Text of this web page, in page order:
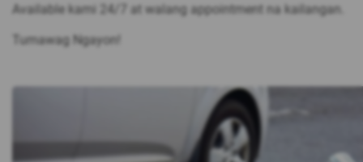
Available kami 24/7 at walang appointment na kailangan.
Tumawag Ngayon!